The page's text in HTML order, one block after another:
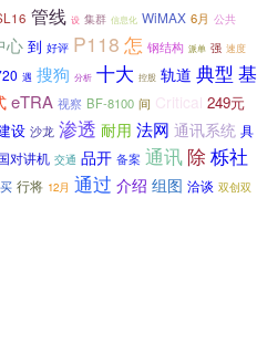
管线 设 集群 信息化 WiMAX 6月 公共
心 到 好评 P118 怎 钢结构 派单 强 速度
遇 搜狗 分析 十大 控股 轨道 典型 基
eTRA 视察 BF-8100 间 Critical 249元
设 沙龙 渗透 耐用 法网 通讯系统 具
对讲机 交通 品开 备案 通讯 除 栎社
行将 12月 通过 介绍 组图 洽谈 双创双